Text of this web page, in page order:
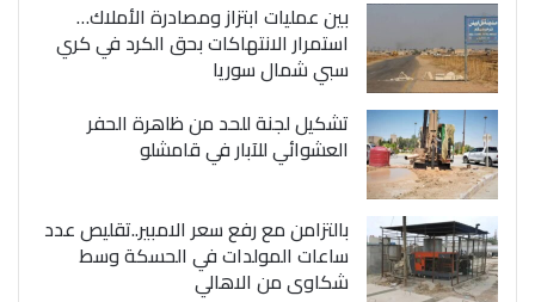
بين عمليات ابتزاز ومصادرة الأملاك…
استمرار الانتهاكات بحق الكرد في كري
سبي شمال سوريا
تشكيل لجنة للحد من ظاهرة الحفر
العشوائي للآبار في قامشلو
بالتزامن مع رفع سعر الامبير..تقليص عدد
ساعات المولدات في الحسكة وسط
شكاوى من الاهالي